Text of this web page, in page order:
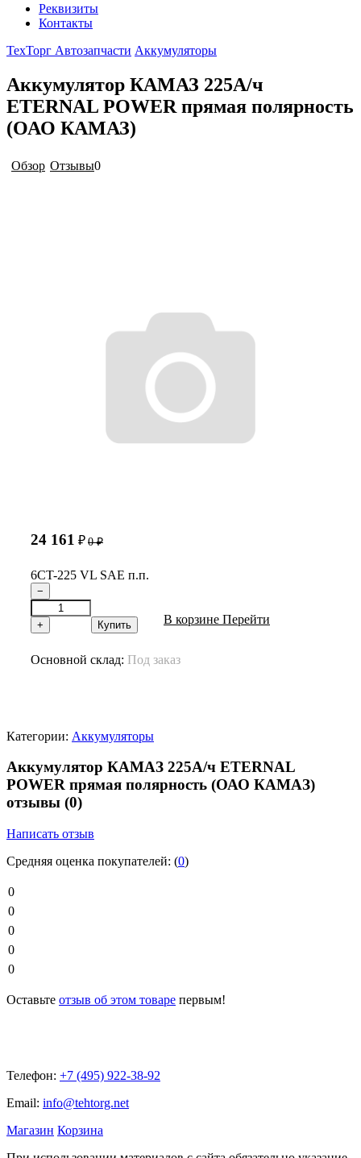
Реквизиты
Контакты
ТехТорг Автозапчасти Аккумуляторы
Аккумулятор КАМАЗ 225А/ч
ETERNAL POWER прямая полярность
(ОАО КАМАЗ)
Обзор Отзывы0
24 161 ₽ 0 ₽
6CT-225 VL SAE п.п.
−
+ Купить В корзине Перейти
Основной склад: Под заказ
Категории: Аккумуляторы
Аккумулятор КАМАЗ 225А/ч ETERNAL
POWER прямая полярность (ОАО КАМАЗ)
отзывы (0)
Написать отзыв
Средняя оценка покупателей: (0)
0
0
0
0
0
Оставьте отзыв об этом товаре первым!
Телефон: +7 (495) 922-38-92
Email: info@tehtorg.net
Магазин Корзина